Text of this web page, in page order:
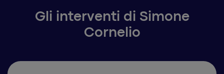
Gli interventi di Simone
Cornelio